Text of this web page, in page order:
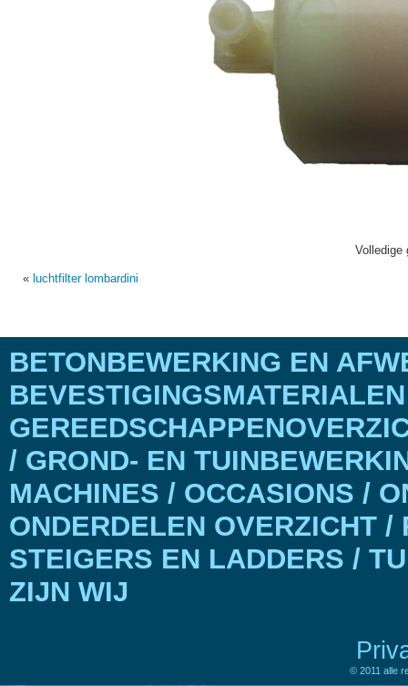
« luchtfilter lombardini
BETONBEWERKING EN
/ GROND- EN
MACHINES / OCCASIONS /
ONDERDELEN OVERZICHT
STEIGERS EN LADDERS /
ZIJN WIJ
© 2011 alle